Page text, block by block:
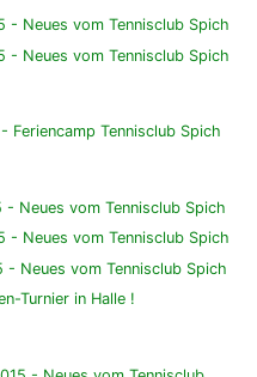
- Neues vom Tennisclub Spich
- Neues vom Tennisclub Spich
Feriencamp Tennisclub Spich
- Neues vom Tennisclub Spich
- Neues vom Tennisclub Spich
- Neues vom Tennisclub Spich
Turnier in Halle !